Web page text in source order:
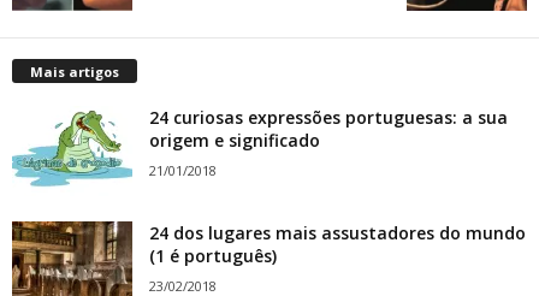
Mais artigos
24 curiosas expressões portuguesas: a sua
origem e significado
21/01/2018
24 dos lugares mais assustadores do mundo
(1 é português)
23/02/2018